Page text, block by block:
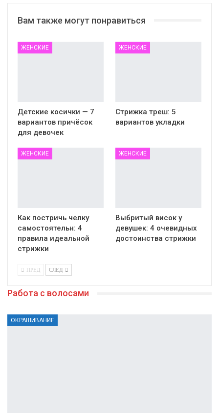
Вам также могут понравиться
ЖЕНСКИЕ
Детские косички — 7
вариантов причёсок
для девочек
ЖЕНСКИЕ
Стрижка треш: 5
вариантов укладки
ЖЕНСКИЕ
Как постричь челку
самостоятельн: 4
правила идеальной
стрижки
ЖЕНСКИЕ
Выбритый висок у
девушек: 4 очевидных
достоинства стрижки
ПРЕД СЛЕД
Работа с волосами
ОКРАШИВАНИЕ